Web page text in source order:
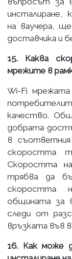
на ваучера,
доставчика и
15. Каква
мрежите в
Wi-Fi
качество.
добрата
в съответния
скоростта
Скоростта
трябва да
скоростта
общината за
следи от
връзката във
16. Как може